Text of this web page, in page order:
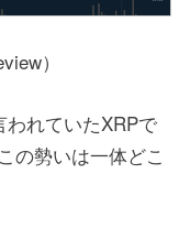
）
れていたXRPで
の勢いは一体どこ